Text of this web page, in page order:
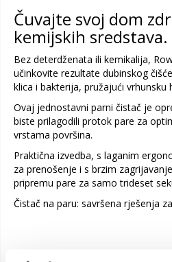
Čuvajte svoj dom
kemijskih sredstava.
Bez deterdženata ili kemikalija,
učinkovite rezultate dubinskog
klica i bakterija, pružajući vrhunsku
Ovaj jednostavni parni čistač je
biste prilagodili protok pare za
vrstama površina.
Praktična izvedba, s laganim
za prenošenje i s brzim
pripremu pare za samo trideset
Čistač na paru: savršena rješenja
PREDNOSTI